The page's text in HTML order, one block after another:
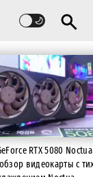
RTX 5080 Noctua
видеокарты с